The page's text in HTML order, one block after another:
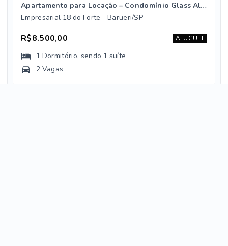
Apartamento para Locação – Condomínio Glass Alphaville | Barueri/SP
Empresarial 18 do Forte - Barueri/SP
R$8.500,00 ALUGUEL
1 Dormitório, sendo 1 suíte
2 Vagas